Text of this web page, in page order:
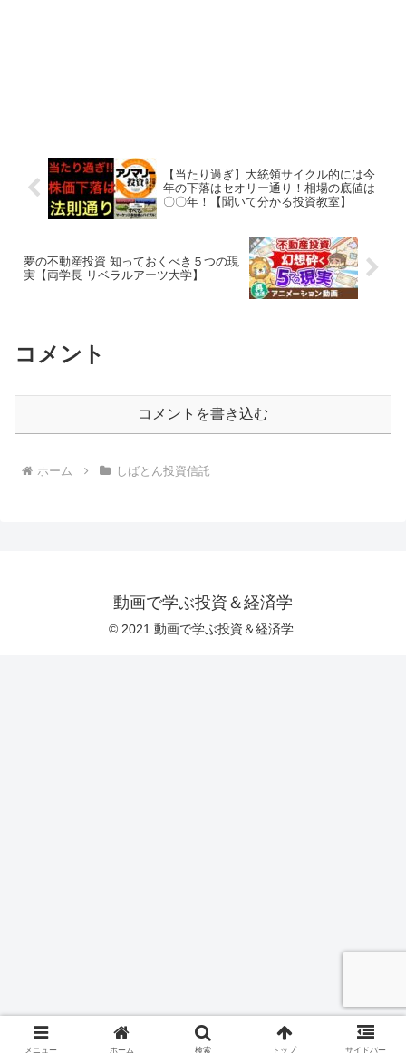
【当たり過ぎ】大統領サイクル的には今
年の下落はセオリー通り！相場の底値は
〇〇年！【聞いて分かる投資教室】
夢の不動産投資 知っておくべき５つの現
実【両学長 リベラルアーツ大学】
コメント
コメントを書き込む
ホーム しばとん投資信託
動画で学ぶ投資＆経済学
© 2021 動画で学ぶ投資＆経済学.
メニュー ホーム 検索 トップ サイドバー